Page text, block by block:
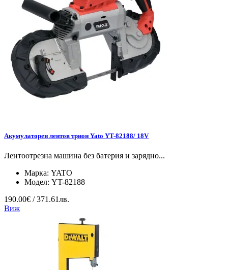
Акумулаторен лентов трион Yato YT-82188/ 18V
Лентоотрезна машина без батерия и зарядно...
Марка: YATO
Модел: YT-82188
190.00€ / 371.61лв.
Виж